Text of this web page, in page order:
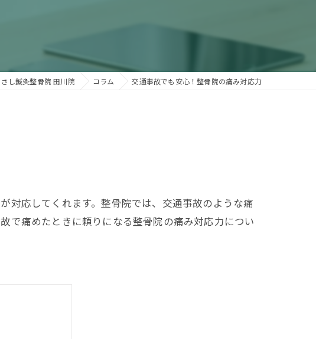
し鍼灸整骨院 田川院 コラム 交通事故でも安心！整骨院の痛み対応力
対応してくれます。整骨院では、交通事故のような痛
で痛めたときに頼りになる整骨院の痛み対応力につい